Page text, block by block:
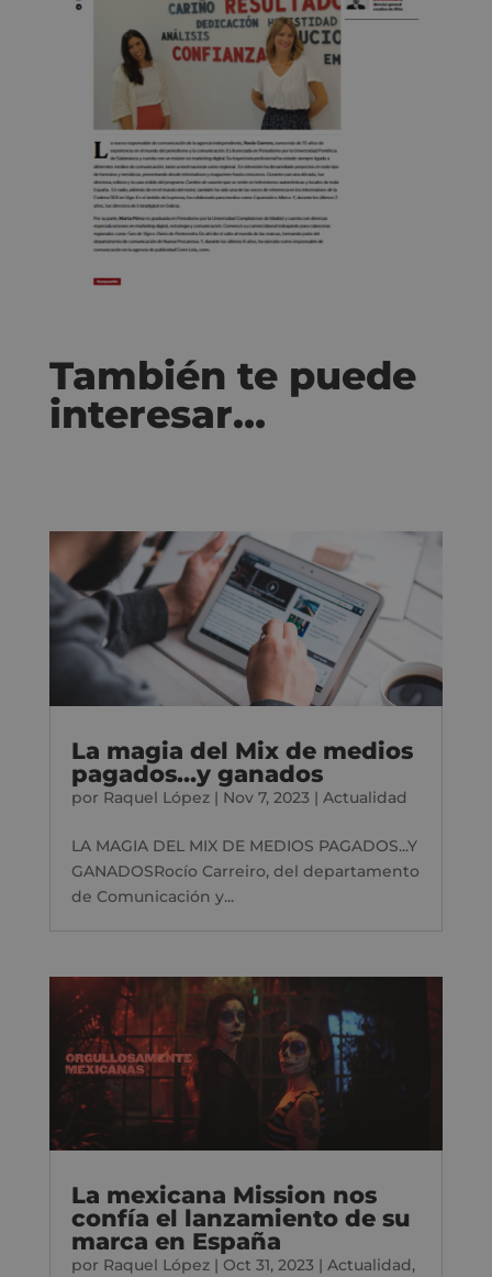
También te puede
interesar…
La magia del Mix de medios
pagados…y ganados
por Raquel López| Nov 7, 2023| Actualidad
LA MAGIA DEL MIX DE MEDIOS PAGADOS...Y
GANADOSRocío Carreiro, del departamento
de Comunicación y...
La mexicana Mission nos
confía el lanzamiento de su
marca en España
por Raquel López| Oct 31, 2023| Actualidad,